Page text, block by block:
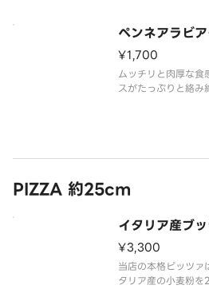
ペンネアラビ
¥1,700
ムッチリと肉厚な食
スがたっぷりと絡み
PIZZA 約25cm
イタリア産ブ
¥3,300
当店の本格ピッツァ
タリア産の小麦粉